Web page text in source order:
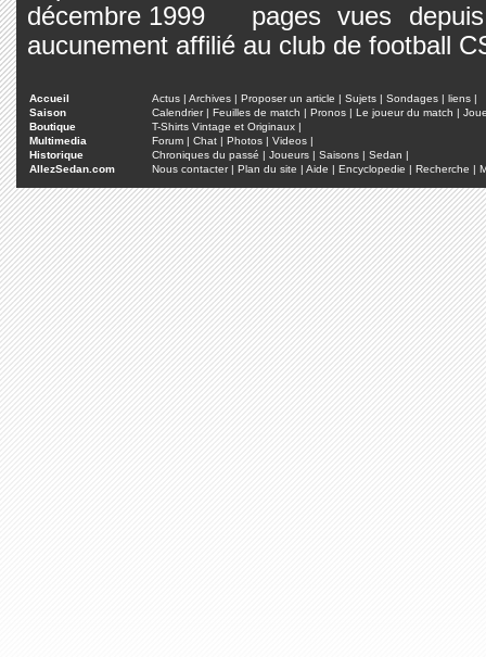
pages vues
aucunement affilié au club de football
Accueil Actus | Archives | Proposer un article | Sujets | Sondages | liens |
Saison
Calendrier| Feuilles de match | Pronos | Le joueur du match |
Boutique
T-Shirts Vintage et Originaux |
Multimedia
Forum | Chat | Photos | Videos |
Historique
Chroniques du passé | Joueurs | Saisons | Sedan |
AllezSedan.com
Nous contacter| Plan du site | Aide | Encyclopedie | Recherche |